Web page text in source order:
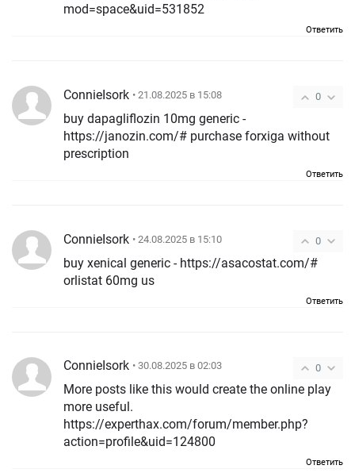
mod=space&uid=531852
Ответить
0
ConnieIsork • 21.08.2025 в 15:08
buy dapagliflozin 10mg generic -
https://janozin.com/# purchase forxiga without
prescription
Ответить
0
ConnieIsork • 24.08.2025 в 15:10
buy xenical generic - https://asacostat.com/#
orlistat 60mg us
Ответить
0
ConnieIsork • 30.08.2025 в 02:03
More posts like this would create the online play
more useful.
https://experthax.com/forum/member.php?
action=profile&uid=124800
Ответить